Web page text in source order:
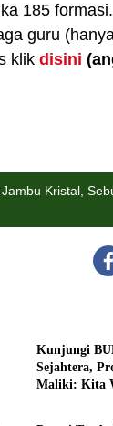
185
guru
klik disini
Kristal,
Kunjungi
Sejahtera,
Maliki: Kita